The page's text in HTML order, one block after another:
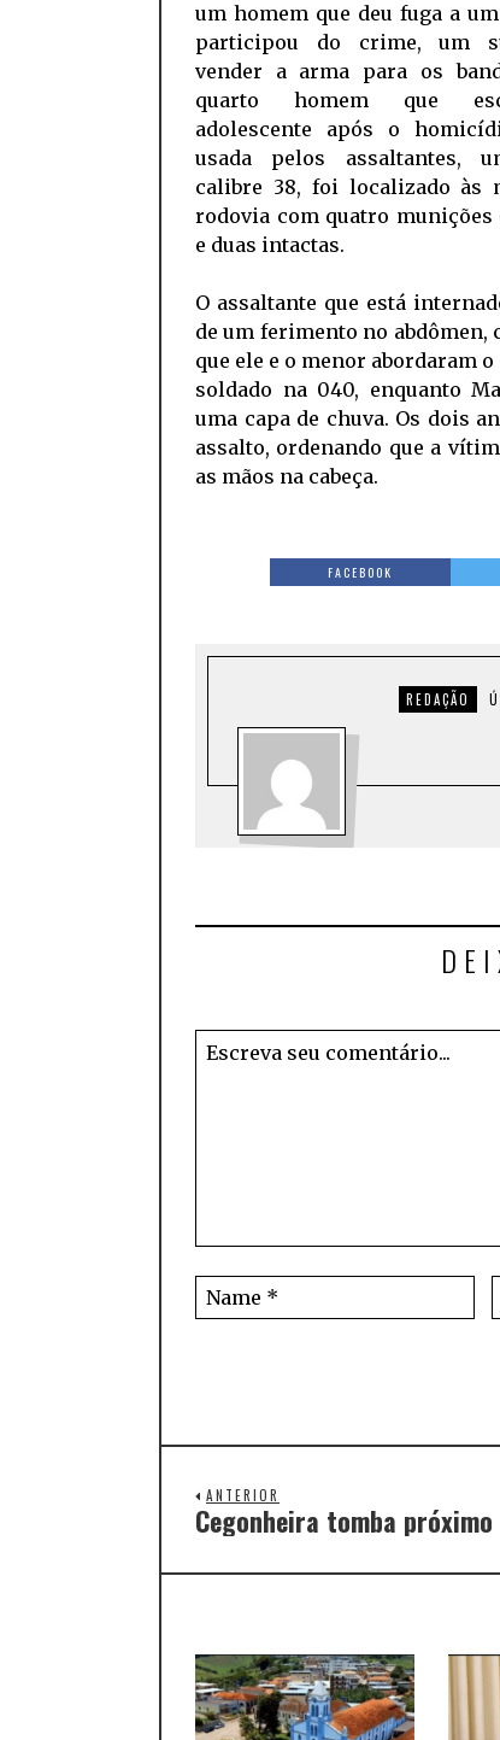
um homem que deu fuga a
participou do crime, um
vender a arma para os
quarto homem que
adolescente após o
usada pelos assaltantes,
calibre 38, foi localizado às
rodovia com quatro munições
e duas intactas.
O assaltante que está
de um ferimento no abdômen,
que ele e o menor abordaram o
soldado na 040, enquanto
uma capa de chuva. Os dois
assalto, ordenando que a
as mãos na cabeça.
FACEBOOK
REDAÇÃO
ANTERIOR
Cegonheira tomba